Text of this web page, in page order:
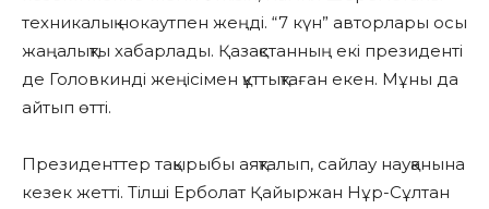
техникалық нокаутпен жеңді. “7 күн” авторлары осы
жаңалықты хабарлады. Қазақстанның екі президенті
де Головкинді жеңісімен құттықтаған екен. Мұны да
айтып өтті.
Президенттер тақырыбы аяқталып, сайлау науқанына
кезек жетті. Тілші Ерболат Қайыржан Нұр-Сұлтан